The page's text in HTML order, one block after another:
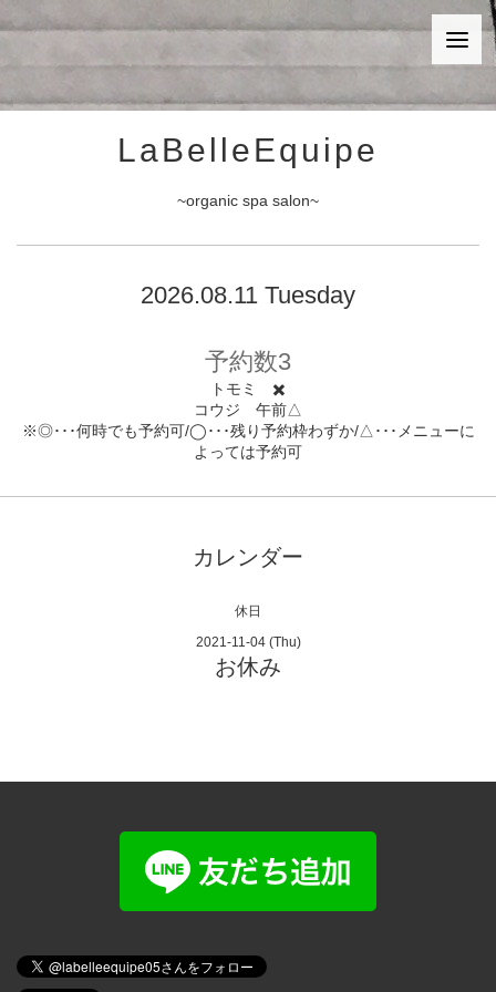
LaBelleEquipe
~organic spa salon~
2026.08.11 Tuesday
予約数3
トモミ ✖️
コウジ 午前△
※◎･･･何時でも予約可/◯･･･残り予約枠わずか/△･･･メニューに
よっては予約可
カレンダー
休日
2021-11-04 (Thu)
お休み